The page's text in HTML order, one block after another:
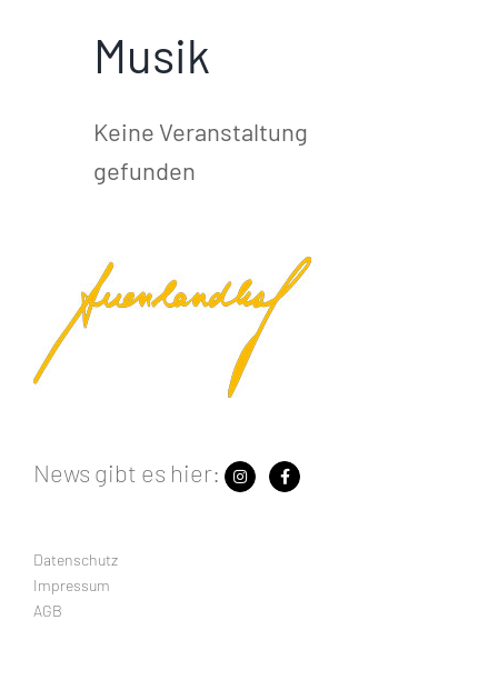
Musik
Keine Veranstaltung
gefunden
News gibt es hier:
Datenschutz
Impressum
AGB